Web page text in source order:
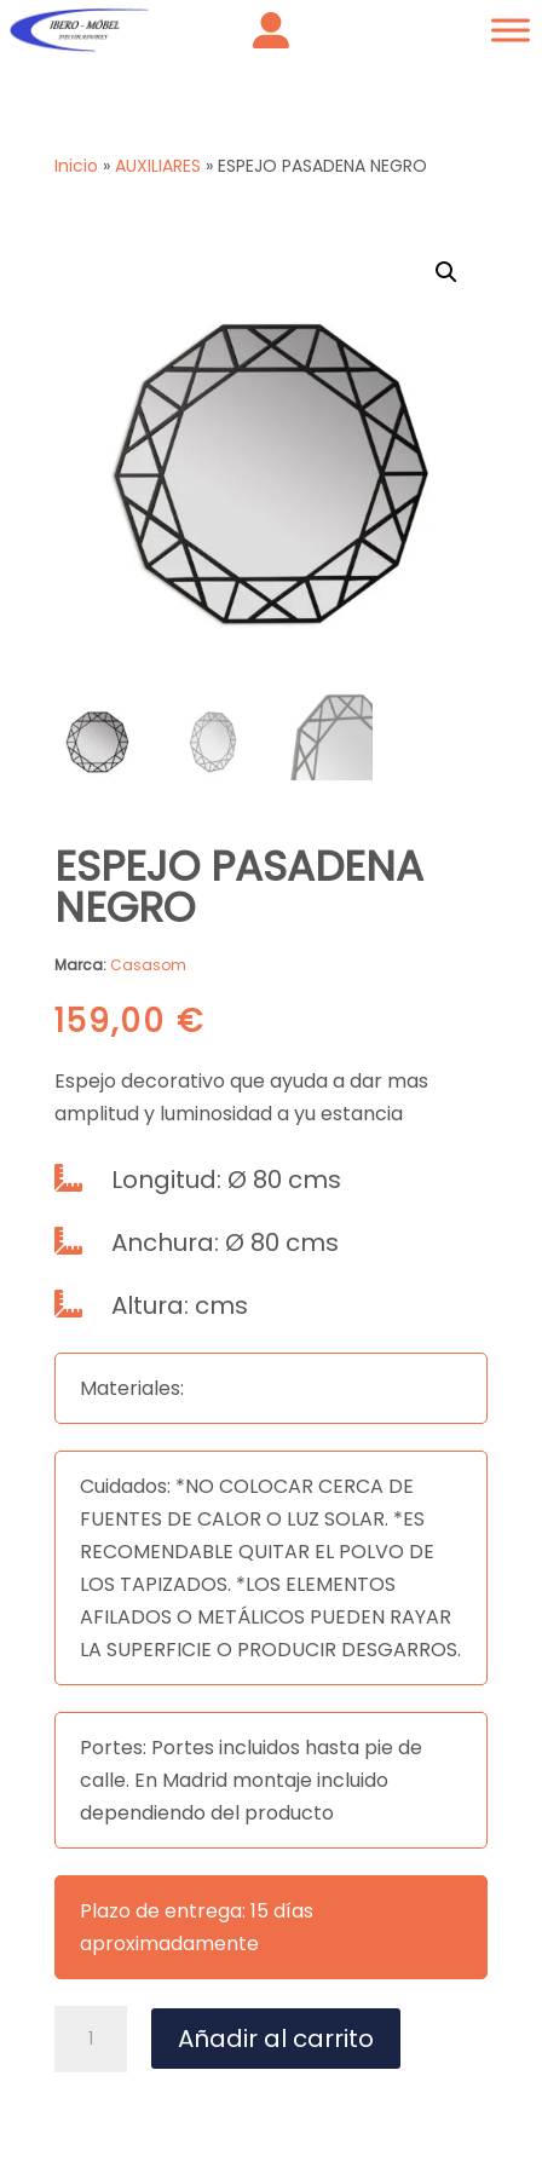
Inicio » AUXILIARES » ESPEJO PASADENA NEGRO
ESPEJO PASADENA
NEGRO
Marca: Casasom
159,00 €
Espejo decorativo que ayuda a dar mas
amplitud y luminosidad a yu estancia
 Longitud: Ø 80 cms
 Anchura: Ø 80 cms
 Altura: cms
Materiales:
Cuidados: *NO COLOCAR CERCA DE
FUENTES DE CALOR O LUZ SOLAR. *ES
RECOMENDABLE QUITAR EL POLVO DE
LOS TAPIZADOS. *LOS ELEMENTOS
AFILADOS O METÁLICOS PUEDEN RAYAR
LA SUPERFICIE O PRODUCIR DESGARROS.
Portes: Portes incluidos hasta pie de
calle. En Madrid montaje incluido
dependiendo del producto
Plazo de entrega: 15 días
aproximadamente
PASADENA
Añadir al carrito